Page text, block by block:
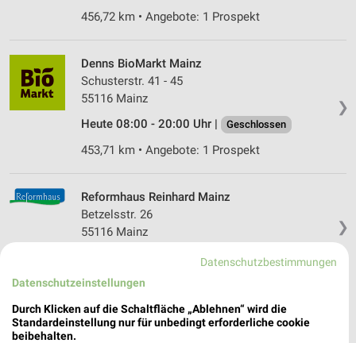
456,72 km • Angebote: 1 Prospekt
❯
Denns BioMarkt Mainz
Schusterstr. 41 - 45
55116 Mainz
Heute 08:00 - 20:00 Uhr |
Geschlossen
453,71 km • Angebote: 1 Prospekt
❯
Reformhaus Reinhard Mainz
Betzelsstr. 26
55116 Mainz
453,78 km • Angebote: 1 Prospekt
Alnatura Mainz
Große Langgasse 8
Datenschutzbestimmungen
Datenschutzeinstellungen
Durch Klicken auf die Schaltfläche „Ablehnen“ wird die
Standardeinstellung nur für unbedingt erforderliche cookie
beibehalten.